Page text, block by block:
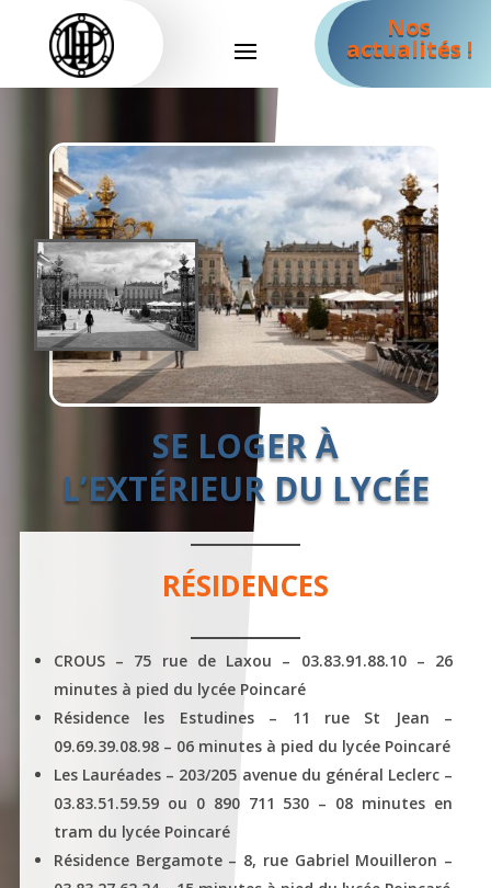
Nos
actualités !
SE LOGER À
L’EXTÉRIEUR DU LYCÉE
RÉSIDENCES
CROUS – 75 rue de Laxou – 03.83.91.88.10 – 26
minutes à pied du lycée Poincaré
Résidence les Estudines – 11 rue St Jean –
09.69.39.08.98 – 06 minutes à pied du lycée Poincaré
Les Lauréades – 203/205 avenue du général Leclerc –
03.83.51.59.59 ou 0 890 711 530 – 08 minutes en
tram du lycée Poincaré
Résidence Bergamote – 8, rue Gabriel Mouilleron –